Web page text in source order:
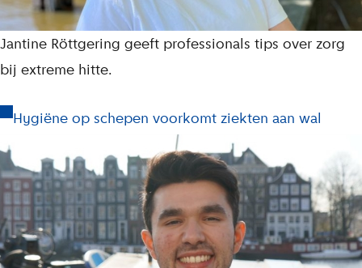
Jantine Röttgering geeft professionals tips over zorg
bij extreme hitte.
Hygiëne op schepen voorkomt ziekten aan wal